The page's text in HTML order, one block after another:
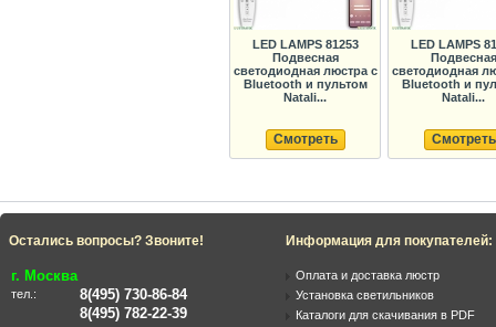
LED LAMPS 81253
Подвесная
светодиодная люстра с
Bluetooth и пультом
Natali...
Смотреть
LED LAMPS
Подвесная
светодиодная
Bluetooth и
Natali...
Смотреть
Остались вопросы? Звоните!
г. Москва
тел.:
8(495) 730-86-84
8(495) 782-22-39
Информация для покупателей:
Оплата и доставка люстр
Установка светильников
Каталоги для скачивания в PDF